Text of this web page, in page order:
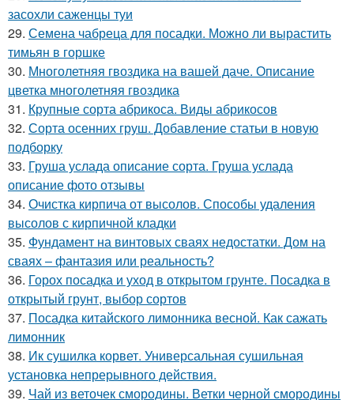
засохли саженцы туи
29. Семена чабреца для посадки. Можно ли вырастить
тимьян в горшке
30. Многолетняя гвоздика на вашей даче. Описание
цветка многолетняя гвоздика
31. Крупные сорта абрикоса. Виды абрикосов
32. Сорта осенних груш. Добавление статьи в новую
подборку
33. Груша услада описание сорта. Груша услада
описание фото отзывы
34. Очистка кирпича от высолов. Способы удаления
высолов с кирпичной кладки
35. Фундамент на винтовых сваях недостатки. Дом на
сваях – фантазия или реальность?
36. Горох посадка и уход в открытом грунте. Посадка в
открытый грунт, выбор сортов
37. Посадка китайского лимонника весной. Как сажать
лимонник
38. Ик сушилка корвет. Универсальная сушильная
установка непрерывного действия.
39. Чай из веточек смородины. Ветки черной смородины